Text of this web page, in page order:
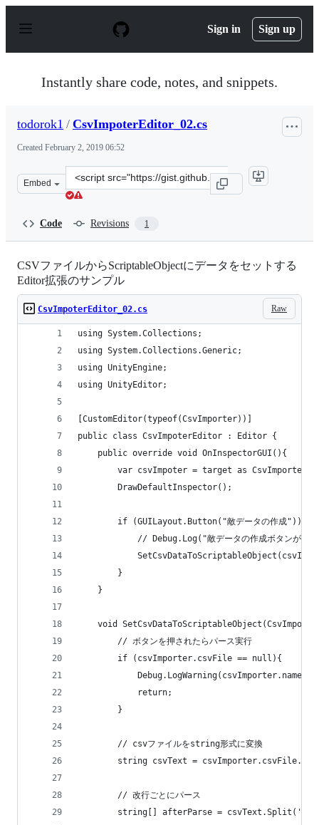
p
Sign in Sign up
Instantly share code, notes, and snippets.
todorok1 / CsvImpoterEditor_02.cs
Created February 2, 2019 06:52
Embed
Clone
this
Code Revisions 1
CSVファイルからScriptableObjectにデータをセットする
Editor拡張のサンプル
Raw
CsvImpoterEditor_02.cs
using System.Collections;
using System.Collections.Generic;
using UnityEngine;
using UnityEditor;
[CustomEditor(typeof(CsvImporter))]
public class CsvImpoterEditor : Editor {
	public override void OnInspectorGUI(){
		var csvImpoter = target as CsvImporter;
		DrawDefaultInspector();
		if (GUILayout.Button("敵データの作成")){
// Debug.Log("敵データの作成ボタンが押
		}
	}
void
		// ボタンを押されたらパース実行
		if (csvImporter.csvFile == null){
Debug.LogWarning(csvImporter.name +
			return;
		}
		// csvファイルをstring形式に変換
string csvText =
		// 改行ごとにパース
string[] afterParse =